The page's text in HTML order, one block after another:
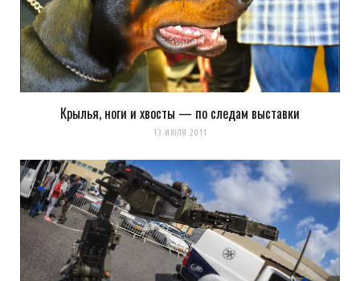
Сохранить моё имя, email и адрес сайта в этом браузере для
последующих моих комментариев.
Уведомить меня о новых комментариях по email.
Оповещать о новых
комментариях. А можно простоподписаться на комментарии
Крылья, ноги и хвосты — по следам выставки
13 ИЮЛЯ 2011